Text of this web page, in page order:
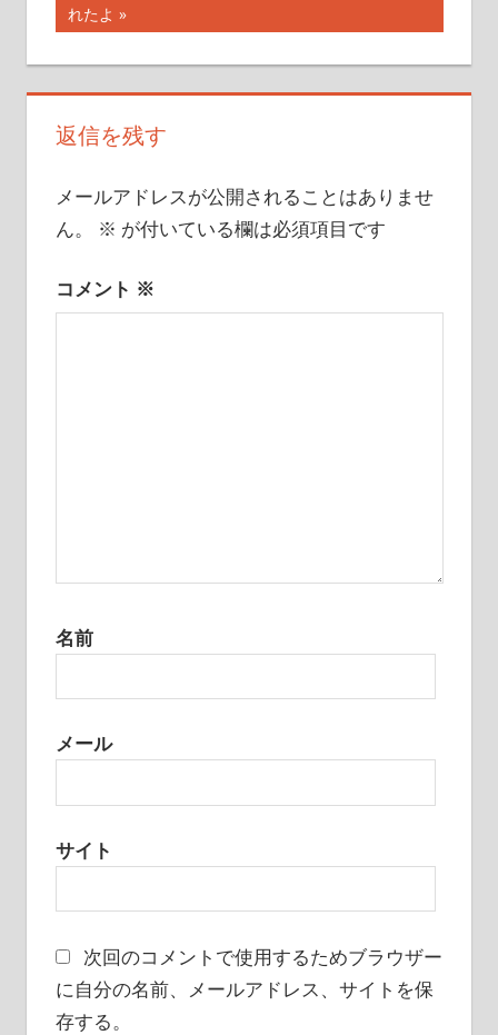
ナ
ビ
ゲ
ー
シ
ョ
の
記
事:
れたよ
返信を残す
メールアドレスが公開されることはありませ
ん。
※ が付いている欄は必須項目です
コメント ※
名前
メール
サイト
次回のコメントで使用するためブラウザー
に自分の名前、メールアドレス、サイトを保
存する。